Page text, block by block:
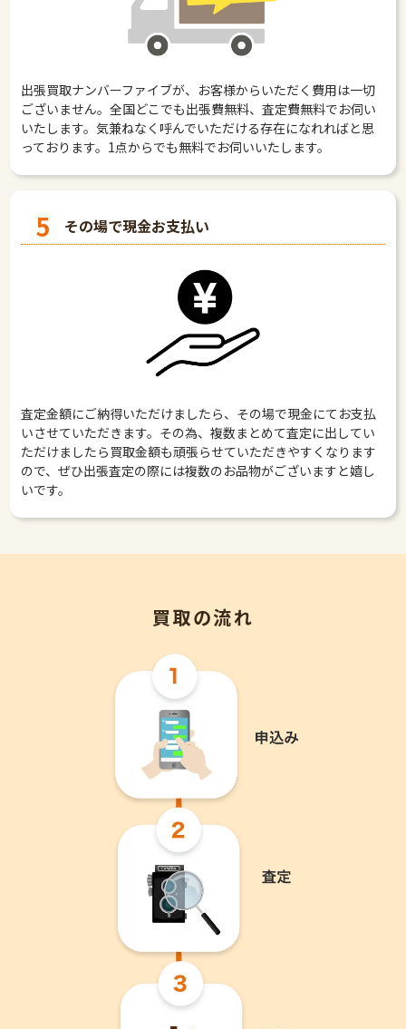
出張買取ナンバーファイブが、お客様からいただく費用は一切
ございません。全国どこでも出張費無料、査定費無料でお伺い
いたします。気兼ねなく呼んでいただける存在になれればと思
っております。1点からでも無料でお伺いいたします。
5 その場で現金お支払い
査定金額にご納得いただけましたら、その場で現金にてお支払
いさせていただきます。その為、複数まとめて査定に出してい
ただけましたら買取金額も頑張らせていただきやすくなります
ので、ぜひ出張査定の際には複数のお品物がございますと嬉し
いです。
買取の流れ